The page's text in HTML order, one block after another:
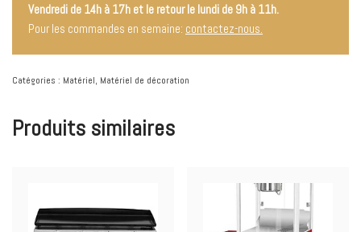
Vendredi de 14h à 17h et le retour le lundi de 9h à 11h.
Pour les commandes en semaine: contactez-nous.
Catégories : Matériel, Matériel de décoration
Produits similaires